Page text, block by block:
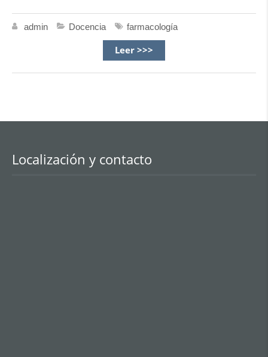
admin Docencia farmacología
Leer >>>
Localización y contacto